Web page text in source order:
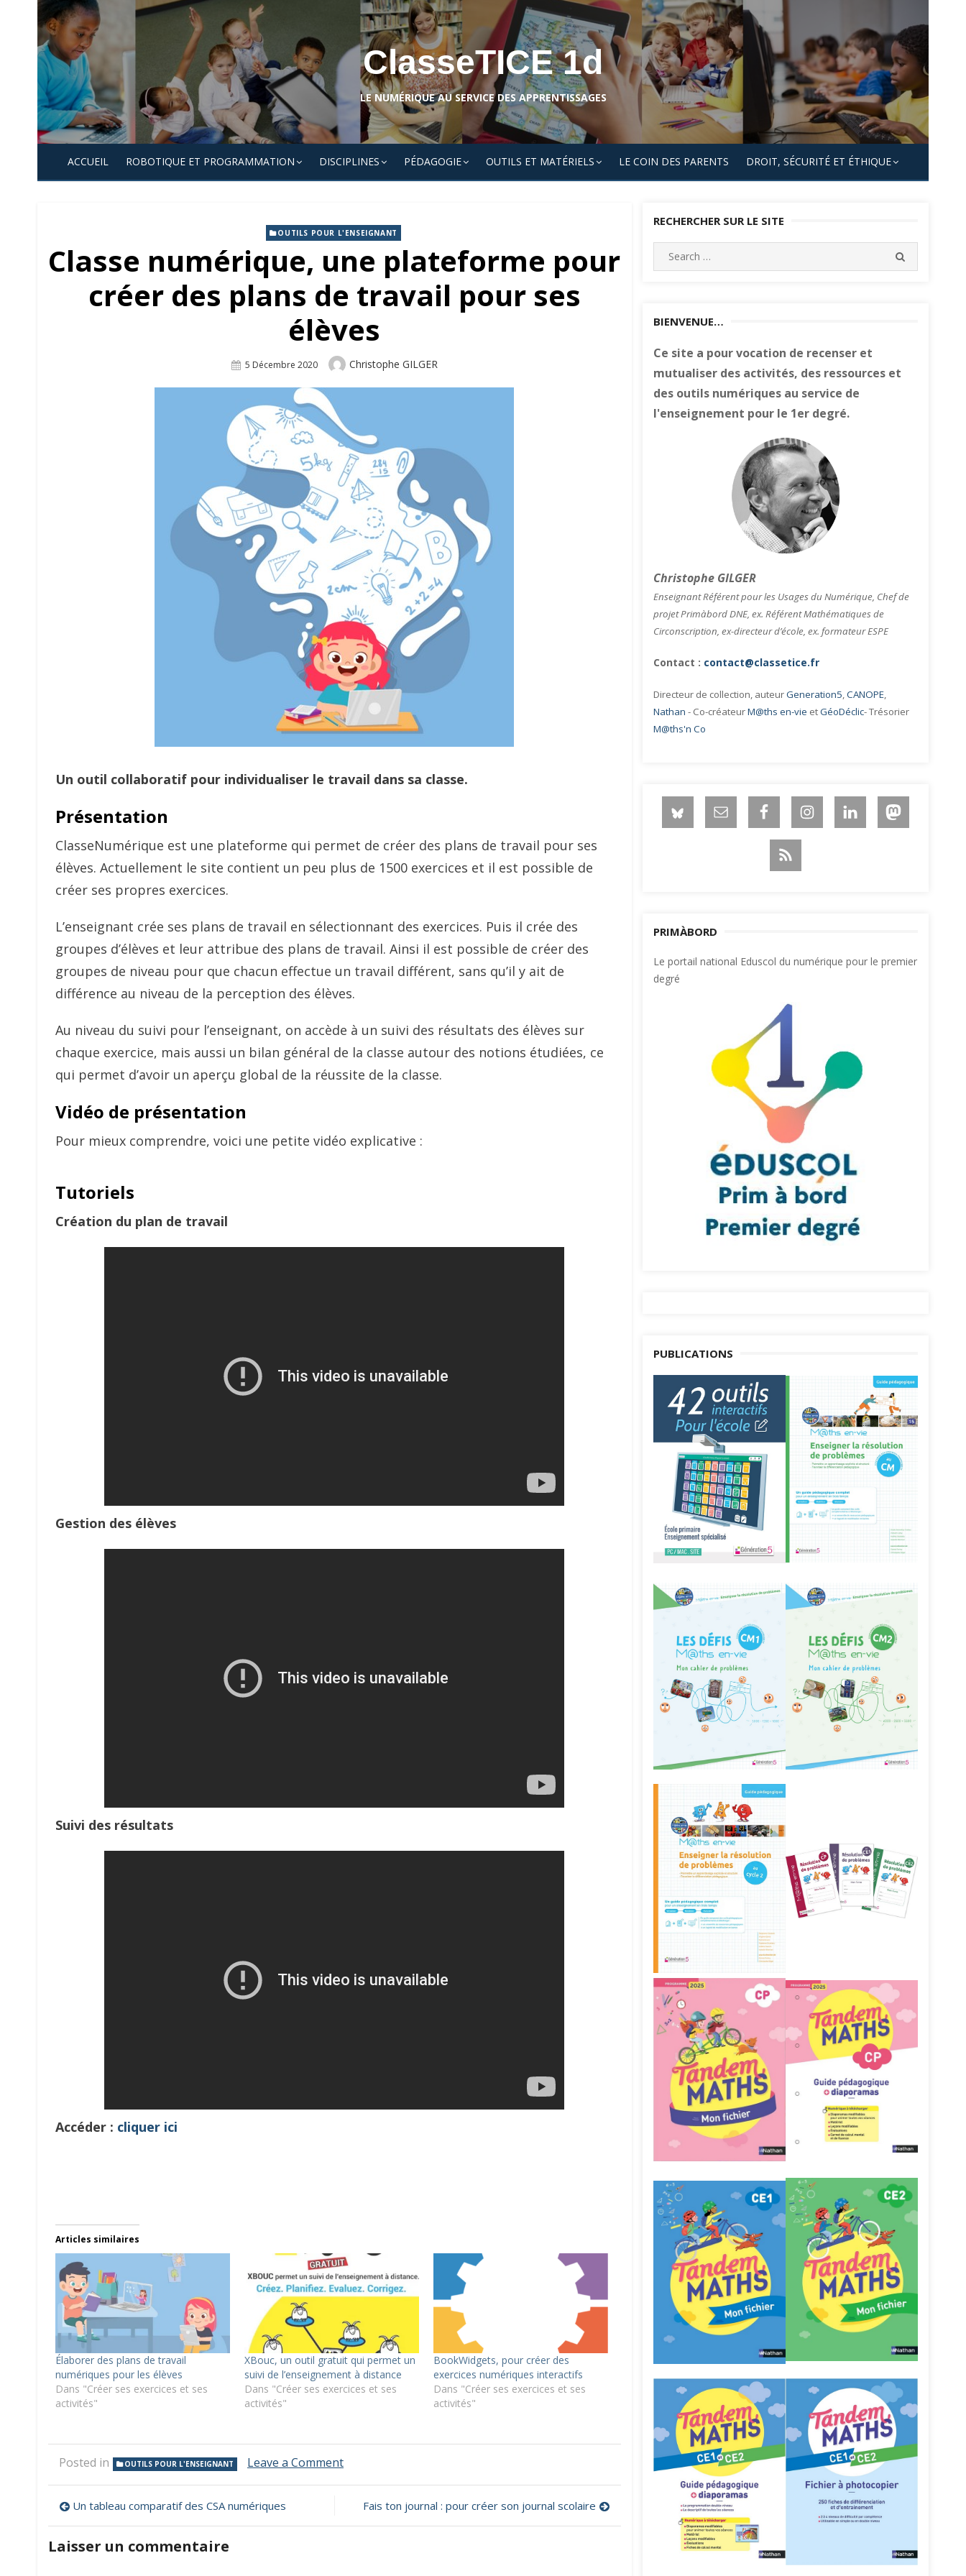
Skip
to
content
ClasseTICE 1d
LE NUMÉRIQUE AU SERVICE DES APPRENTISSAGES
ACCUEIL ROBOTIQUE ET PROGRAMMATION DISCIPLINES PÉDAGOGIE OUTILS ET MATÉRIELS LE COIN DES PARENTS DROIT, SÉCURITÉ ET ÉTHIQUE
OUTILS POUR L'ENSEIGNANT
Classe numérique, une plateforme pour
créer des plans de travail pour ses
élèves
Posted
5 Décembre 2020 Author
Christophe GILGER
Un outil collaboratif pour individualiser le travail dans sa classe.
Présentation
ClasseNumérique est une plateforme qui permet de créer des plans de travail pour ses
élèves. Actuellement le site contient un peu plus de 1500 exercices et il est possible de
créer ses propres exercices.
L’enseignant crée ses plans de travail en sélectionnant des exercices. Puis il crée des
groupes d’élèves et leur attribue des plans de travail. Ainsi il est possible de créer des
groupes de niveau pour que chacun effectue un travail différent, sans qu’il y ait de
différence au niveau de la perception des élèves.
Au niveau du suivi pour l’enseignant, on accède à un suivi des résultats des élèves sur
chaque exercice, mais aussi un bilan général de la classe autour des notions étudiées, ce
qui permet d’avoir un aperçu global de la réussite de la classe.
Vidéo de présentation
Pour mieux comprendre, voici une petite vidéo explicative :
Tutoriels
Création du plan de travail
Gestion des élèves
Suivi des résultats
Accéder : cliquer ici
Articles similaires
Élaborer des plans de travail
numériques pour les élèves
Dans "Créer ses exercices et ses
activités"
XBouc, un outil gratuit qui permet un
suivi de l’enseignement à distance
Dans "Créer ses exercices et ses
activités"
BookWidgets, pour créer des
exercices numériques interactifs
Dans "Créer ses exercices et ses
activités"
Posted in OUTILS POUR L'ENSEIGNANT Leave a Commenton
numérique,
Navigation
de
l’article
Un tableau comparatif des CSA numériques Fais ton journal : pour créer son journal scolaire
Laisser un commentaire
RECHERCHER SUR LE SITE
Search
for:
BIENVENUE…
Ce site a pour vocation de recenser et
mutualiser des activités, des ressources et
des outils numériques au service de
l'enseignement pour le 1er degré.
Christophe GILGER
Enseignant Référent pour les Usages du Numérique, Chef de
projet Primàbord DNE, ex. Référent Mathématiques de
Circonscription, ex-directeur d’école, ex. formateur ESPE
Contact : contact@classetice.fr
Directeur de collection, auteurGeneration5,CANOPE,
Nathan - Co-créateurM@ths en-vie etGéoDéclic- Trésorier
M@ths'n Co
PRIMÀBORD
Le portail national Eduscol du numérique pour le premier
degré
PUBLICATIONS